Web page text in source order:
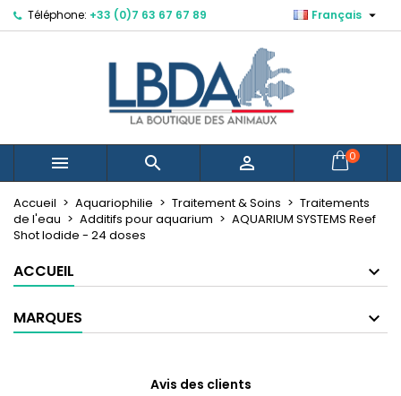
Téléphone: +33 (0)7 63 67 67 89 Français 
   0
Accueil Aquariophilie Traitement & Soins
Traitements
de l'eau
Additifs pour aquarium
AQUARIUM SYSTEMS Reef
Shot Iodide - 24 doses
ACCUEIL
MARQUES
Avis des clients
Mes listes d'envies ×
Créer une nouvelle liste
Créer une liste d'envies ×
Nom de la liste d'envies
Annuler Créer une liste d'envies
Connexion ×
Vous devez être connecté pour ajouter des produits
à votre liste d'envies.
Annuler Connexion